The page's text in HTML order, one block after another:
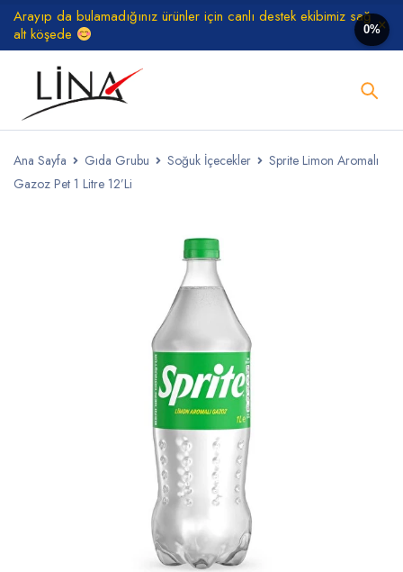
Arayıp da bulamadığınız ürünler için canlı destek ekibimiz sağ
alt köşede
Ana Sayfa Gıda Grubu Soğuk İçecekler
Sprite Limon Aromalı
Gazoz Pet 1 Litre 12’Li
0%